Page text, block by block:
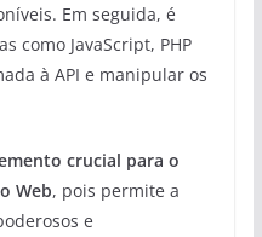
Em seguida, é
como JavaScript, PHP
à API e manipular os
crucial para o
Web, pois permite a
e